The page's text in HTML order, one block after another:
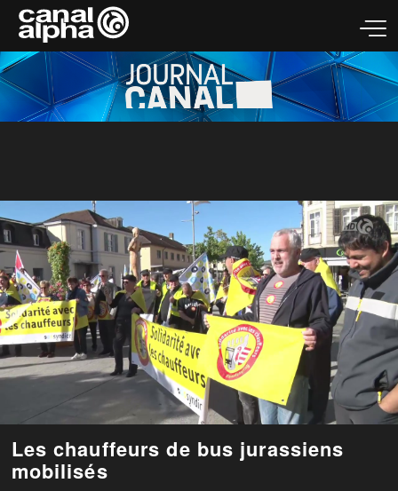
Les chauffeurs de bus jurassiens
mobilisés